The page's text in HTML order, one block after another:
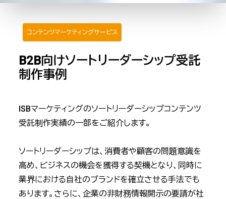
コンテンツマーケティングサービス
B2B向けソートリーダーシップ受託
制作事例
ISBマーケティングのソートリーダーシップコンテンツ
受託制作実績の一部をご紹介します。
ソートリーダーシップは、消費者や顧客の問題意識を
高め、ビジネスの機会を獲得する契機となり、同時に
業界における自社のブランドを確立させる手法でも
あります。さらに、企業の非財務情報開示の要請が社